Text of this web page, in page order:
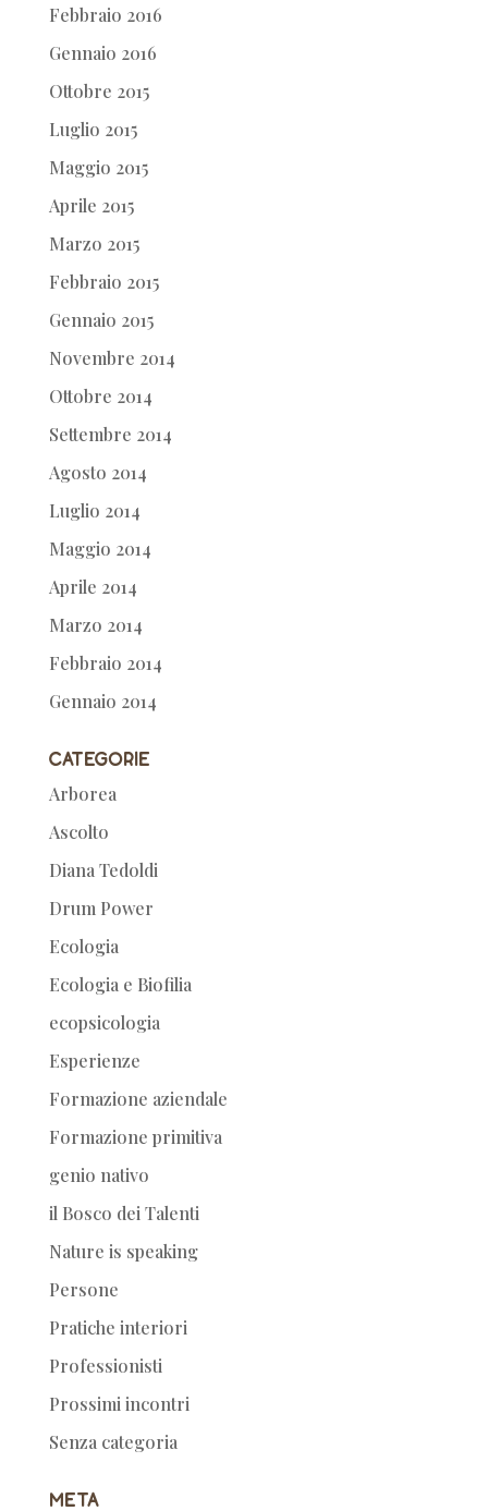
Febbraio 2016
Gennaio 2016
Ottobre 2015
Luglio 2015
Maggio 2015
Aprile 2015
Marzo 2015
Febbraio 2015
Gennaio 2015
Novembre 2014
Ottobre 2014
Settembre 2014
Agosto 2014
Luglio 2014
Maggio 2014
Aprile 2014
Marzo 2014
Febbraio 2014
Gennaio 2014
Categorie
Arborea
Ascolto
Diana Tedoldi
Drum Power
Ecologia
Ecologia e Biofilia
ecopsicologia
Esperienze
Formazione aziendale
Formazione primitiva
genio nativo
il Bosco dei Talenti
Nature is speaking
Persone
Pratiche interiori
Professionisti
Prossimi incontri
Senza categoria
Meta